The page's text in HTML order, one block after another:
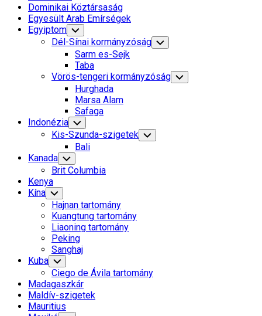
Dominikai Köztársaság
Egyesült Arab Emírségek
Egyiptom Toggle
Child
Menu
Dél-Sínai kormányzóság Toggle
Child
Sarm es-Sejk
Taba
Vörös-tengeri kormányzóság Toggle
Child
Hurghada
Marsa Alam
Safaga
Indonézia Toggle
Child
Menu
Kis-Szunda-szigetek Toggle
Child
Bali
Kanada Toggle
Child
Menu
Brit Columbia
Kenya
Kína Toggle
Child
Menu
Hajnan tartomány
Kuangtung tartomány
Liaoning tartomány
Peking
Sanghaj
Kuba Toggle
Child
Menu
Ciego de Ávila tartomány
Madagaszkár
Maldív-szigetek
Mauritius